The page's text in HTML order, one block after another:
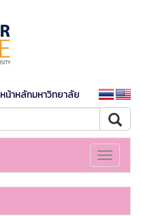
หน้าหลักมหาวิทยาลัย
Toggle